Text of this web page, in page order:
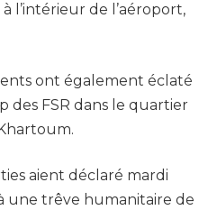
l’intérieur de l’aéroport,
ont également éclaté
des FSR dans le quartier
aient déclaré mardi
une trêve humanitaire de